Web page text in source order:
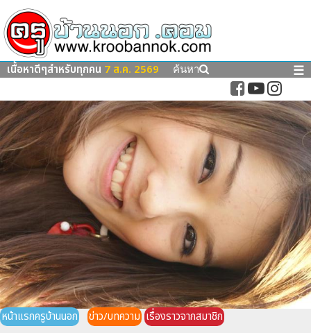
เนื้อหาดีๆสำหรับทุกคน 7 ส.ค. 2569 ค้นหา ☰
หน้าแรกครูบ้านนอก ข่าว/บทความ เรื่องราวจากสมาชิก